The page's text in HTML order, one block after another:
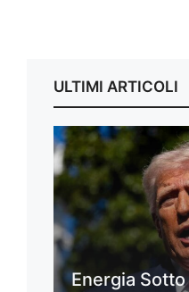
ULTIMI ARTICOLI
Energia